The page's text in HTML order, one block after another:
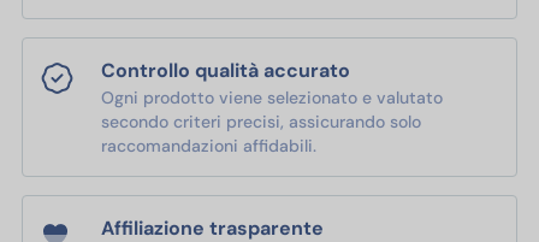
Controllo qualità accurato
Ogni prodotto viene selezionato e valutato
secondo criteri precisi, assicurando solo
raccomandazioni affidabili.
Affiliazione trasparente